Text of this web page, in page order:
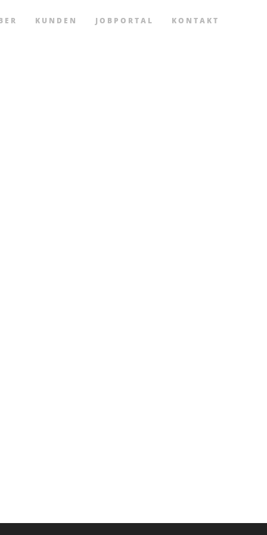
KUNDEN JOBPORTAL KONTAKT